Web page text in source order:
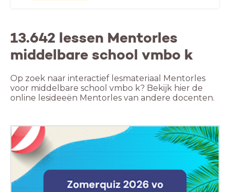
13.642 lessen Mentorles
middelbare school vmbo k
Op zoek naar interactief lesmateriaal Mentorles
voor middelbare school vmbo k? Bekijk hier de
online lesideeën Mentorles van andere docenten.